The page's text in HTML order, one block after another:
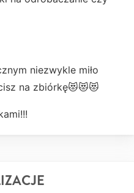
niezwykle miło
na zbiórkę😻😻😻